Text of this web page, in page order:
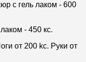
с гель лаком - 600
- 450 кс.
oт 200 kc. Руки от